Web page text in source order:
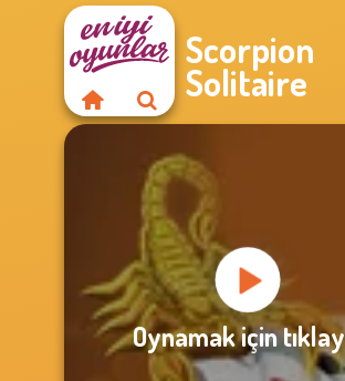
Scorpion
Solitaire
Oynamak için